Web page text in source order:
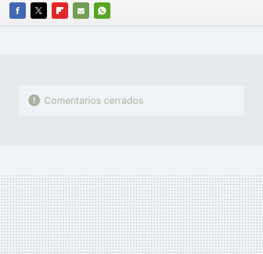
FACEBOOK
TWITTERFLIPBOARD
E-
WHATSAPP
Comentarios cerrados